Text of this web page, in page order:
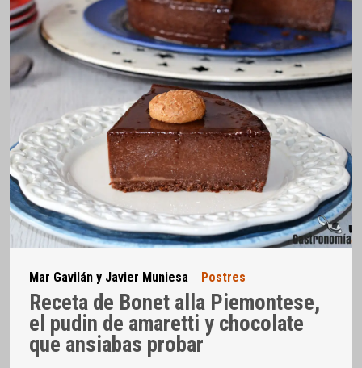
Mar Gavilán y Javier Muniesa Postres
Receta de Bonet alla Piemontese,
el pudin de amaretti y chocolate
que ansiabas probar